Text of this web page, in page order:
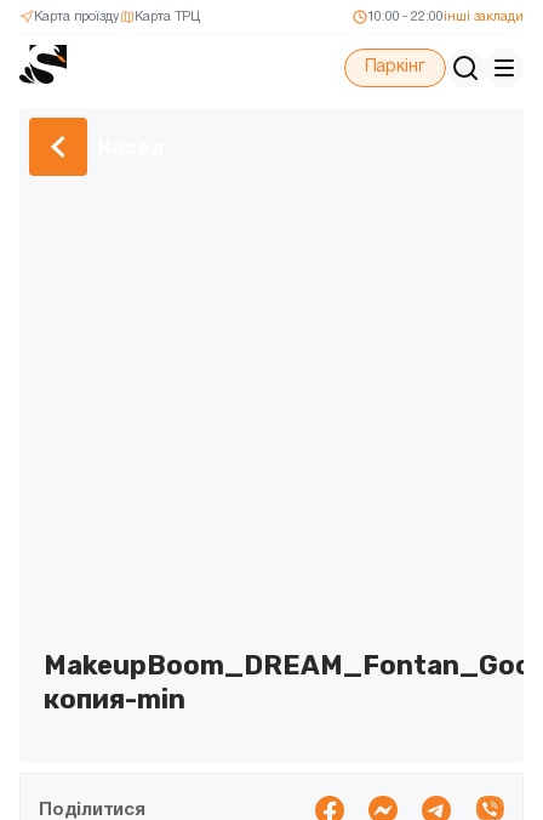
Карта ТРЦ
Карта проїзду 10:00 - 22:00 інші заклади
Паркінг
копия-min
Поділитися